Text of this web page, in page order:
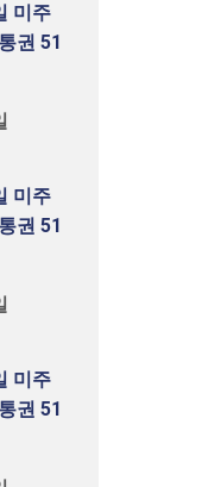
미주
권 51
미주
권 51
미주
권 51